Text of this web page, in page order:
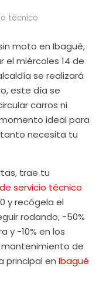
técnico
moto en Ibagué,
miércoles 14 de
se realizará
este día se
carros ni
ideal para
necesita tu
trae tu
servicio técnico
y recógela el
rodando, -50%
y -10% en los
de
principal en Ibagué